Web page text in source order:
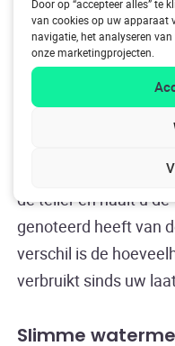
Door op “accepteer alles” te
van cookies op uw apparaat
navigatie, het analyseren
onze marketingprojecten.
De cijfers met de
aantal kubieke
meter is 1.000 liter,
gedeelde 100 staat,
liter geweest. De
waterverbruik af te
de teller en haalt u
genoteerd heeft van
verschil is de
verbruikt sinds uw
Slimme